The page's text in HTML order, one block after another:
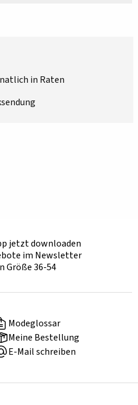
in Raten
jetzt downloaden
im Newsletter
Größe 36-54
Modeglossar
Meine Bestellung
E-Mail schreiben